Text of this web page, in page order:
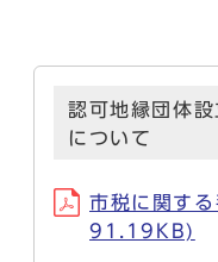
認可地縁団体
について
市税に関す
91.19KB)